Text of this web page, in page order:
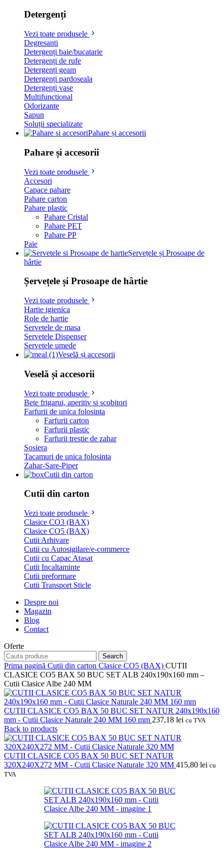
Detergenți
Vezi toate produsele
Degresanti
Detergenți baie/bucatarie
Detergenți de rufe
Detergenți geam
Detergenți pardoseala
Detergenți vase
Multifunctional
Odorizante
Sapun
Soluții specializate
Pahare și accesorii
Pahare și accesorii
Vezi toate produsele
Accesori
Capace pahare
Pahare carton
Pahare plastic
Pahare Cristal
Pahare PET
Pahare PP
Paie
Șervețele și Prosoape de
hârtie
Șervețele și Prosoape de hârtie
Vezi toate produsele
Hartie igienica
Role de hartie
Servetele de masa
Servetele Dispenser
Servetele umede
Veselă și accesorii
Veselă și accesorii
Vezi toate produsele
Bete frigarui, aperitiv si scobitori
Farfurii de unica folosinta
Farfurii carton
Farfurii plastic
Farfurii trestie de zahar
Sosiera
Tacamuri de unica folosinta
Zahar-Sare-Piper
Cutii din carton
Cutii din carton
Vezi toate produsele
Clasice CO3 (BAX)
Clasice CO5 (BAX)
Cutii Arhivare
Cutii cu Autosigilare/e-commerce
Cutii cu Capac Atasat
Cutii Incaltaminte
Cutii preformare
Cutii Transport Sticle
Despre noi
Magazin
Blog
Contact
Oferte
Search
Prima pagină Cutii din carton Clasice CO5 (BAX) CUTII
CLASICE CO5 BAX 50 BUC SET ALB 240x190x160 mm –
Cutii Clasice Albe 240 MM
CUTII CLASICE CO5 BAX 50 BUC SET NATUR 240x190x160
mm - Cutii Clasice Naturale 240 MM 160 mm 237,18 lei cu TVA
Back to products
CUTII CLASICE CO5 BAX 50 BUC SET NATUR
320X240X272 MM - Cutii Clasice Naturale 320 MM 415,80 lei cu
TVA